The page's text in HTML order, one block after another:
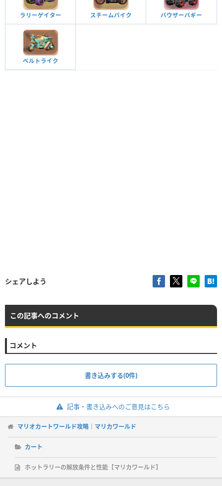
ラリーゲイター スチームバイク バウザーバギー
ベルトライク
シェアしよう
この記事へのコメント
コメント
書き込みする(0件)
記事・書き込みへのご意見はこちら
マリオカートワールド攻略｜マリカワールド
カート
ホットラリーの解放条件と性能【マリカワールド】